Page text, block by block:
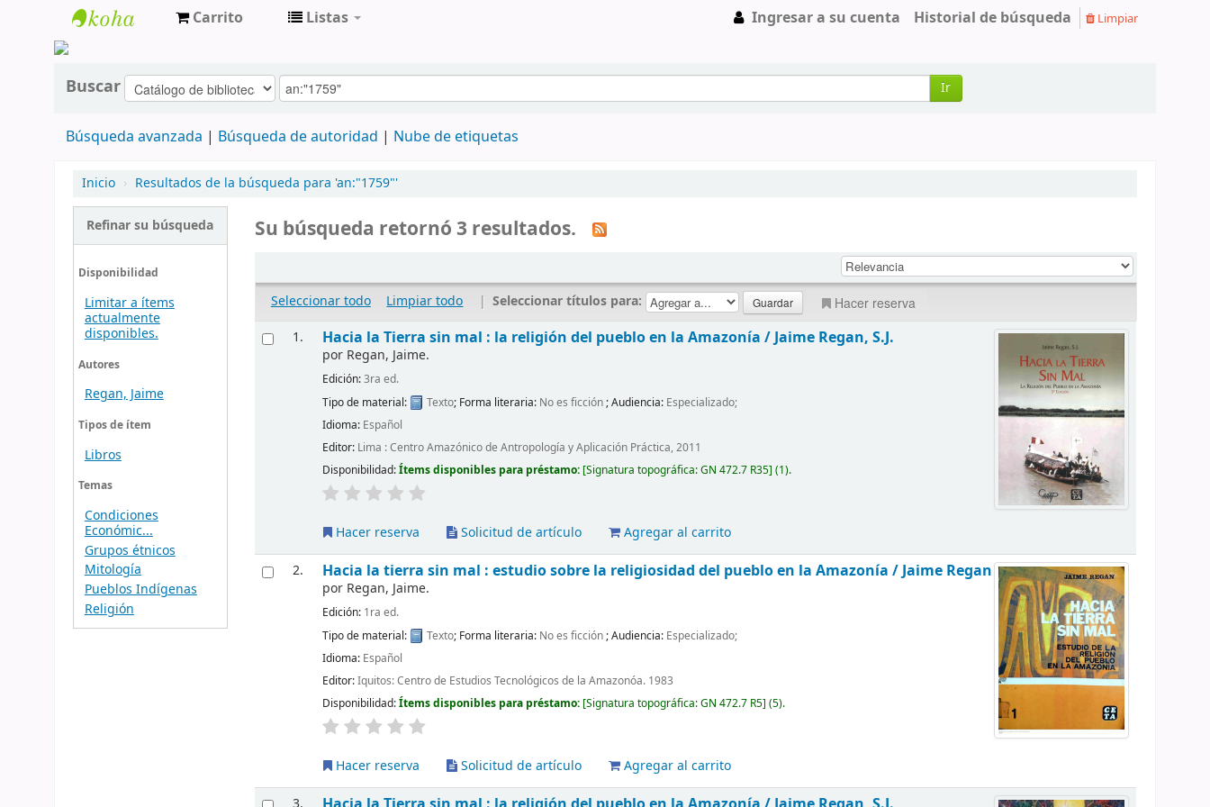
Carrito Listas Ingresar a su cuenta Historial de búsqueda Limpiar
Buscar Ir
Búsqueda avanzada Búsqueda de autoridad Nube de etiquetas
Inicio › Resultados de la búsqueda para 'an:"1759"'
Refinar su búsqueda
Disponibilidad
Limitar a ítems
actualmente
disponibles.
Autores
Regan, Jaime
Tipos de ítem
Libros
Temas
Condiciones
Económic...
Grupos étnicos
Mitología
Pueblos Indígenas
Religión
Su búsqueda retornó 3 resultados.
Seleccionar todo Limpiar todo | Seleccionar títulos para: Hacer reserva
1. Hacia la Tierra sin mal : la religión del pueblo en la Amazonía /Jaime Regan, S.J.
por Regan, Jaime.
Edición:3ra ed.
Tipo de material:
Texto; Forma literaria: No es ficción ; Audiencia: Especializado;
Idioma: Español
Editor: Lima : Centro Amazónico de Antropología y Aplicación Práctica, 2011
Disponibilidad:Ítems disponibles para préstamo: Signatura topográfica:GN 472.7 R35 (1).
Hacer reserva Solicitud de artículo
Agregar al carrito
2.
Hacia la tierra sin mal : estudio sobre la religiosidad del pueblo en la Amazonía /Jaime Regan
por Regan, Jaime.
Edición: 1ra ed.
Tipo de material:
Texto; Forma literaria: No es ficción; Audiencia: Especializado;
Idioma: Español
Editor:Iquitos: Centro de Estudios Tecnológicos de la Amazonóa. 1983
Disponibilidad:Ítems disponibles para préstamo: Signatura topográfica:GN 472.7 R5 (5).
Hacer reserva Solicitud de artículo
Agregar al carrito